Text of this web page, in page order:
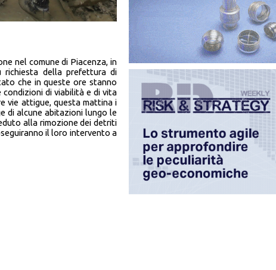
nel comune di Piacenza, in
richiesta della prefettura di
che in queste ore stanno
di viabilità e di vita
vie attigue, questa mattina i
di alcune abitazioni lungo le
alla rimozione dei detriti
il loro intervento a